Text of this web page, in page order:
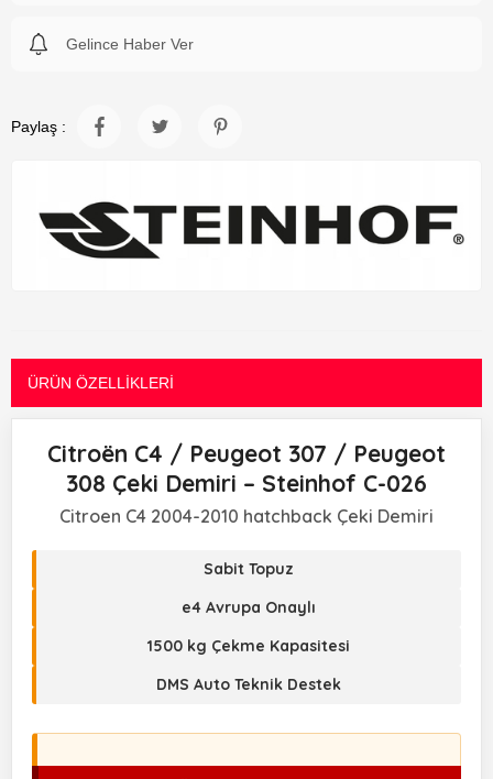
Gelince Haber Ver
Paylaş :
ÜRÜN ÖZELLIKLERI
Citroën C4 / Peugeot 307 / Peugeot
308 Çeki Demiri – Steinhof C-026
Citroen C4 2004-2010 hatchback Çeki Demiri
Sabit Topuz
e4 Avrupa Onaylı
1500 kg Çekme Kapasitesi
DMS Auto Teknik Destek